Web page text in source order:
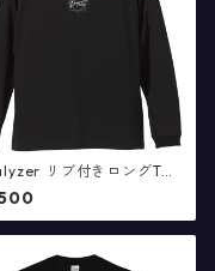
リブ付きロングTシ
ブラックのみ)